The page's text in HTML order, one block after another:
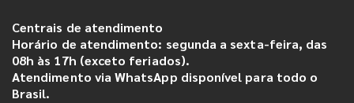
Centrais de atendimento
Horário de atendimento: segunda a sexta-feira, das
08h às 17h (exceto feriados).
Atendimento via WhatsApp disponível para todo o
Brasil.